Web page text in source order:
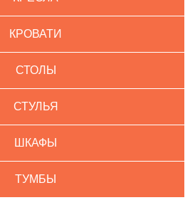
КРОВАТИ
СТОЛЫ
СТУЛЬЯ
ШКАФЫ
ТУМБЫ